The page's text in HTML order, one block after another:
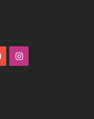
YouTubeInstagram